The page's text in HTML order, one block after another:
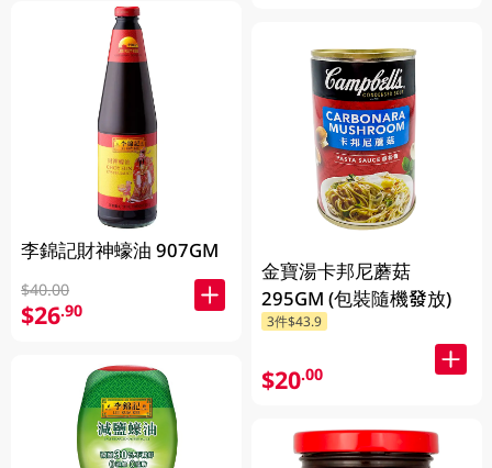
李錦記財神蠔油 907GM
$40.00
$26.90
金寶湯卡邦尼蘑菇
295GM (包裝隨機發放)
3件$43.9
$20.00